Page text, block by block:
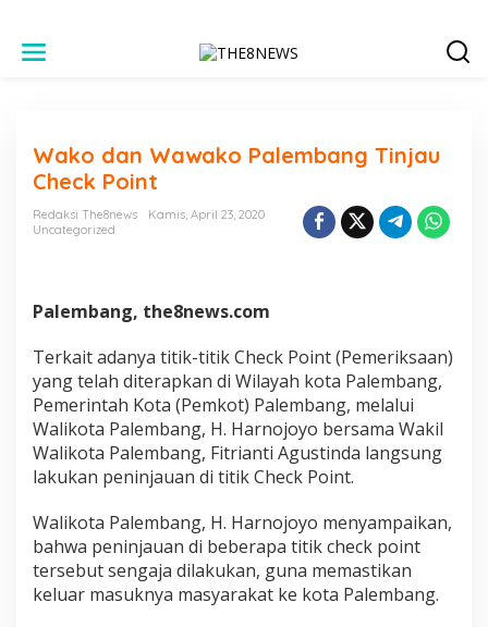
Wako dan Wawako Palembang Tinjau
Check Point
Redaksi The8news
Kamis, April 23, 2020
Uncategorized
Palembang, the8news.com
Terkait adanya titik-titik Check Point (Pemeriksaan)
yang telah diterapkan di Wilayah kota Palembang,
Pemerintah Kota (Pemkot) Palembang, melalui
Walikota Palembang, H. Harnojoyo bersama Wakil
Walikota Palembang, Fitrianti Agustinda langsung
lakukan peninjauan di titik Check Point.
Walikota Palembang, H. Harnojoyo menyampaikan,
bahwa peninjauan di beberapa titik check point
tersebut sengaja dilakukan, guna memastikan
keluar masuknya masyarakat ke kota Palembang.